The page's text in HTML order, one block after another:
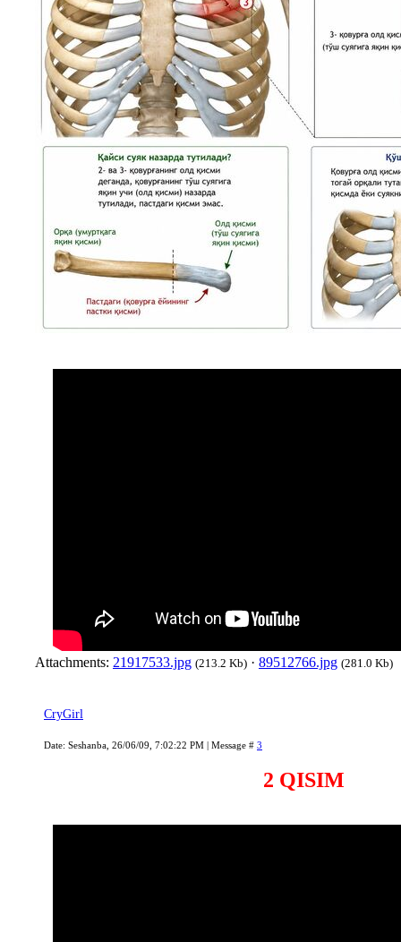
Attachments: 21917533.jpg (213.2 Kb) · 89512766.jpg (281.0 Kb)
CryGirl
Date: Seshanba, 26/06/09, 7:02:22 PM | Message # 3
2 QISIM